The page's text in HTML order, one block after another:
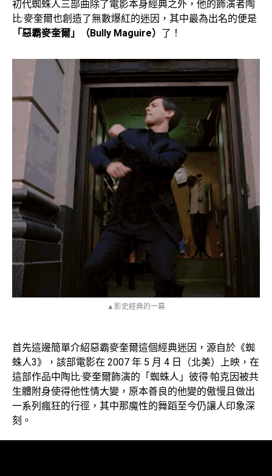
初代蜘蛛人三部曲除了電影本身經典之外，他的飾演者陶
比·麥奎爾也創造了無數爆紅的迷因，其中最為出名的便是
「惡霸麥奎爾」（Bully Maguire） 了！
▲影史經典的一幕
首先這邊簡單介紹惡霸麥奎爾這個經典迷因，源自於《蜘
蛛人3》，該部電影在 2007 年 5 月 4 日（北美）上映，在
這部作品中陶比·麥奎爾飾演的「蜘蛛人」彼得·帕克因被共
生體附身使得他性情大變，原本善良的他變的傲慢且做出
一系列瘋狂的行徑，其中那魔性的舞蹈至今仍讓人印象深
刻。